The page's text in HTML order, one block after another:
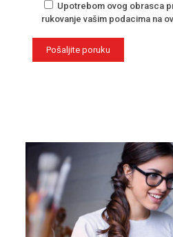
Upotrebom ovog obrasca
rukovanje vašim podacima na